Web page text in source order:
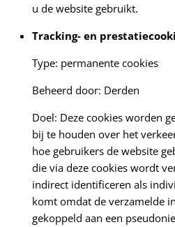
u de website gebruikt.
Tracking- en
Type: permanente cookies
Beheerd door: Derden
Doel: Deze cookies worden
bij te houden over het
hoe gebruikers de website
die via deze cookies wordt
indirect identificeren als
komt omdat de verzamelde
gekoppeld aan een